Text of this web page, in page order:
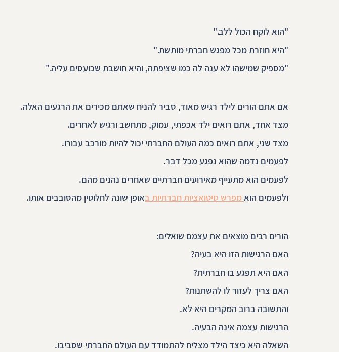
"הוא לוקח הכול ללב."
"היא חוזרת מכל מפגש חברתי מותשת."
"מספיק שמישהו לא ענה לה כמו שציפתה, והיא חושבת שכועסים עליה."
אם אתם הורים לילד רגיש מאוד, סביר להניח שאתם מכירים את הרגעים האלה.
מצד אחד, אתם רואים ילד אכפתי, עמוק, מתחשב ורגיש לאחרים.
מצד שני, אתם רואים כמה העולם החברתי יכול להיות מורכב עבורו.
לפעמים נדמה שהוא נפגע מכל דבר.
לפעמים הוא מתעייף מאירועים חברתיים שאחרים נהנים מהם.
ולפעמים הוא מפרש סיטואציות חברתיות באופן שונה לחלוטין מהסובבים אותו.
הורים רבים מוצאים את עצמם שואלים:
האם הרגישות הזו היא בעיה?
האם היא תפגע בו חברתית?
האם צריך לעזור לו להשתנות?
והתשובה ברוב המקרים היא לא.
הרגישות עצמה אינה הבעיה.
השאלה היא כיצד הילד מצליח להתמודד עם העולם החברתי שסביבו.